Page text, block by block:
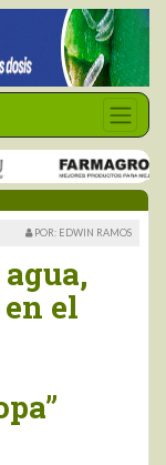
POR: EDWIN RAMOS
el